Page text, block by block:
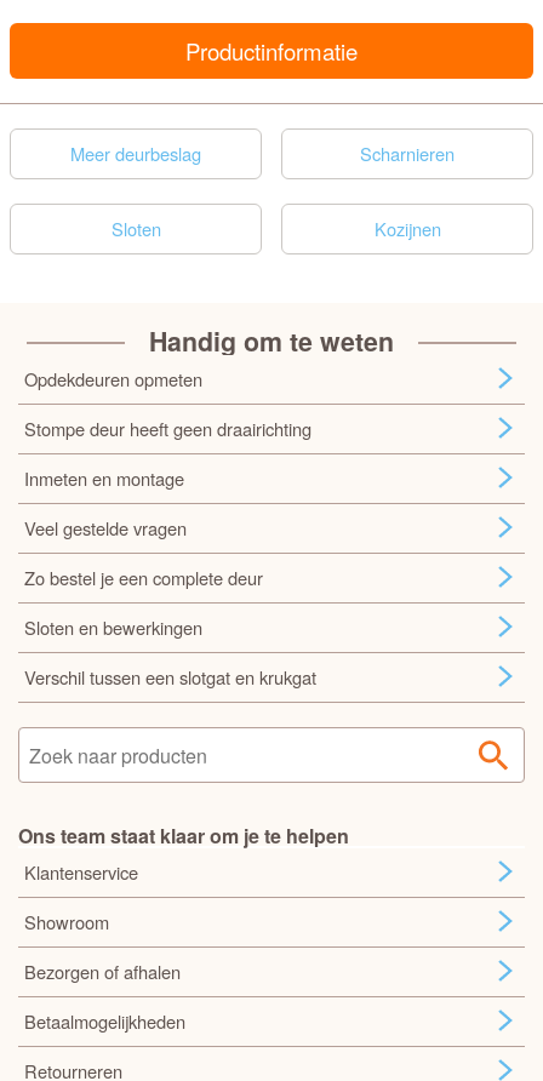
Productinformatie
Meer deurbeslag Scharnieren
Sloten Kozijnen
Handig om te weten
Opdekdeuren opmeten
Stompe deur heeft geen draairichting
Inmeten en montage
Veel gestelde vragen
Zo bestel je een complete deur
Sloten en bewerkingen
Verschil tussen een slotgat en krukgat
Ons team staat klaar om je te helpen
Klantenservice
Showroom
Bezorgen of afhalen
Betaalmogelijkheden
Retourneren